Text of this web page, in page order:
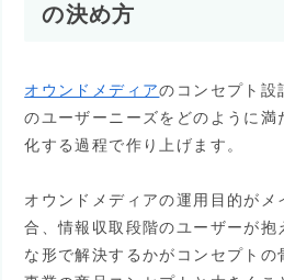
の決め方
オウンドメディアのコンセプト設
のユーザーニーズをどのように満
化する過程で作り上げます。
オウンドメディアの運用目的が
合、情報収取段階のユーザーが抱
な形で解決するかがコンセプトの